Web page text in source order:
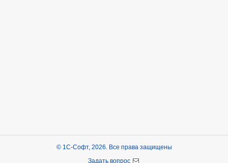
© 1С-Софт, 2026. Все права защищены
Задать вопрос